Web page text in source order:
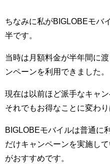
ちなみに私がBIGLOBEモバ
半です。
当時は月額料金が半年間に
ンペーンを利用できました。
現在は以前ほど派手なキャ
それでもお得なことに変わり
BIGLOBEモバイルは普通に
だけキャンペーンを実施し
がおすすめです。